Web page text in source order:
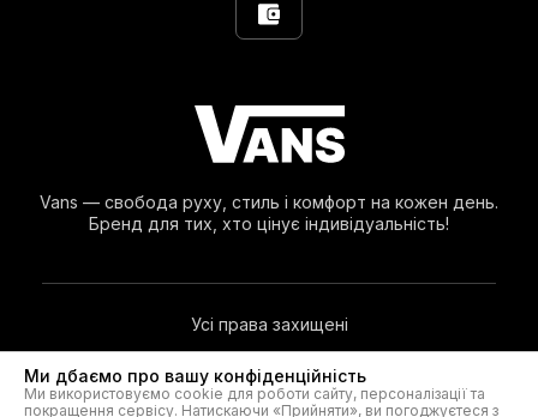
Vans — свобода руху, стиль і комфорт на кожен день.
Бренд для тих, хто цінує індивідуальність!
Усі права захищені
© 2026. Vans.kiev.ua Незалежний Інтернет-Магазин. Vans® Є
Зареєстрованою Торговою Маркою VF Corporation.
Ми дбаємо про вашу конфіденційність
Ми використовуємо cookie для роботи сайту, персоналізації та
покращення сервісу. Натискаючи «Прийняти», ви погоджуєтеся з